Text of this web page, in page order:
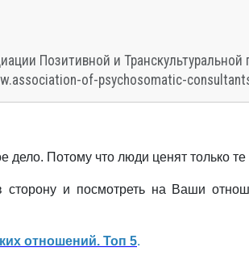
Позитивной и
of-psychosomatic-
дело. Потому что люди ценят только
и посмотреть на Ваши
отношений. Топ 5.